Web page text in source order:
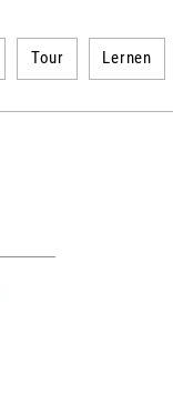
Tour Lernen